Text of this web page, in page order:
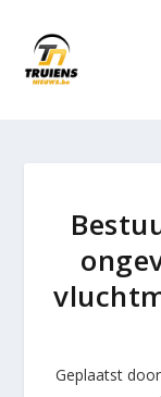
Geplaatst door